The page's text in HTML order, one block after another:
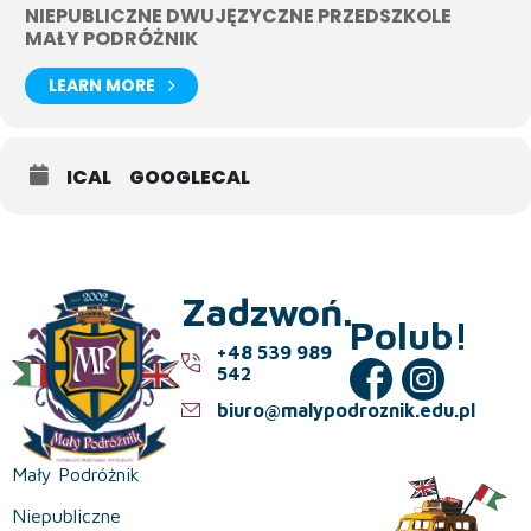
NIEPUBLICZNE DWUJĘZYCZNE PRZEDSZKOLE
MAŁY PODRÓŻNIK
LEARN MORE
ICAL GOOGLECAL
Mały Podróżnik
Niepubliczne
Zadzwoń.
+48 539 989
542
biuro@malypodroznik.edu.pl
Polub!